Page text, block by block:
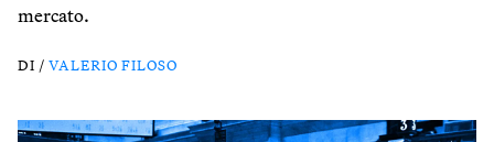
mercato.
DI / VALERIO FILOSO